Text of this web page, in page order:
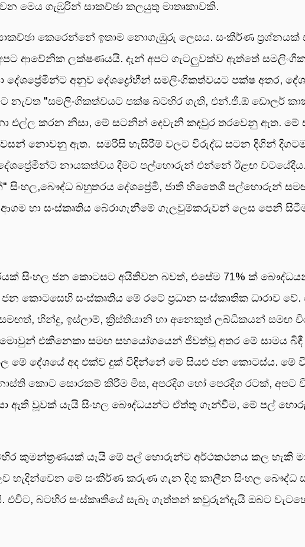
මෙය ගැඹුරින් සාකච්ඡා කලයුතු මාතෘකාවකි.
කෙරෙන්නේ ඉතාම නොගැඹුරු ලෙසය. සංකීර්ණ
අපට ආවේනික ලක්ෂණයයි. දැන් අපට ගැටලුවක්ව ඇත්තේ
අනුව දේශද්‍රෝහීන් සමලිංගිකත්වයට පක්ෂ අතර,
නැවත "සමලිංගිකත්වයට පක්ෂ බටහිර ගැති, එන්.ජී.ඕ ඩොලර්
එල්ල කරන නිසා, මේ සටනින් දෙවැනි කඳවුර තරවෙනු ඇත.
නොවනු ඇත. සමරිසි හැසිරීම් වලට විරුද්ධ සටන දිගින් දිගටම
නායකත්වය දීමට පල්හොරුන් එන්නේ ඊළඟ
සිංහල,බෞද්ධ බහුතරය දේශප්‍රේමී, ජාති හිතෛශී පල්හොරුන්
හා සංස්කෘතිය බේරාගැනීමේ ගැලවුම්කරුවන් ලෙස පෙනී
සිංහල ජන කොටසට අයිතිවන බවත්, එසේම 71% ක්
කොටසෙහි සංස්කෘතිය මේ රටේ ප්‍රධාන සංස්කෘතික ධාරාව
හින්දු, ඉස්ලාම්, ක්‍රිස්තියානි හා අනෙකුත් ලබ්ධිකයන් සමඟ
එකිනෙකා සමඟ සහයෝගයෙන් ජීවත්වූ අතර මේ සාමය
මේ දේශයේ අද එක්ව දුක් විඳින්නේ මේ සියළු ජන කොටස්ය. මේ
කොට සොරකම් කිරීම මිස, අපරදිග හෝ පෙරදිග රටක්, අපට
ඇති වූවක් යැයි සිංහල බෞද්ධයන්ට ඒත්තු ගැන්වීම, මේ පල්
කුමන්ත්‍රණයක් යැයි මේ පල් හොරුන්ට අර්ථකථනය කල හැකි
හැදින්වෙන මේ සංකීර්ණ කරුණ ගැන දිගු කාලීන සිංහල බෞද්ධ
එවිට, බටහිර සංස්කෘතියේ සැබෑ ගැත්තන් කවුරුන්දැයි ඔබට